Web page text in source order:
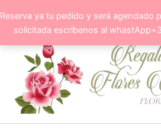
Reserva ya tu pedido y será agendado
solicitada escribenos al
al
contenido